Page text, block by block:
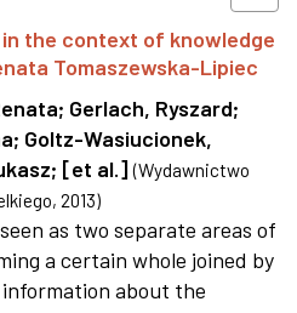
the context of knowledge
Tomaszewska-Lipiec
; Gerlach, Ryszard;
; Goltz-Wasiucionek,
; [et al.] (Wydawnictwo
, 2013)
as two separate areas of
a certain whole joined by
about the